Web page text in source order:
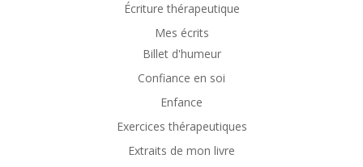
Écriture thérapeutique
Mes écrits
Billet d'humeur
Confiance en soi
Enfance
Exercices thérapeutiques
Extraits de mon livre